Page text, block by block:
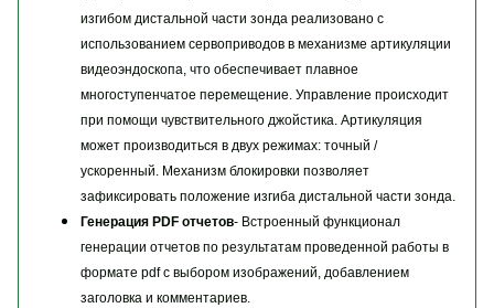
изгибом дистальной части зонда реализовано с
использованием сервоприводов в механизме артикуляции
видеоэндоскопа, что обеспечивает плавное
многоступенчатое перемещение. Управление происходит
при помощи чувствительного джойстика. Артикуляция
может производиться в двух режимах: точный /
ускоренный. Механизм блокировки позволяет
зафиксировать положение изгиба дистальной части зонда.
Генерация PDF отчетов- Встроенный функционал
генерации отчетов по результатам проведенной работы в
формате pdf с выбором изображений, добавлением
заголовка и комментариев.